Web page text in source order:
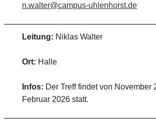
n.walter@campus-uhlenhorst.de
Leitung: Niklas Walter
Ort: Halle
Infos: Der Treff findet von November
Februar 2026 statt.